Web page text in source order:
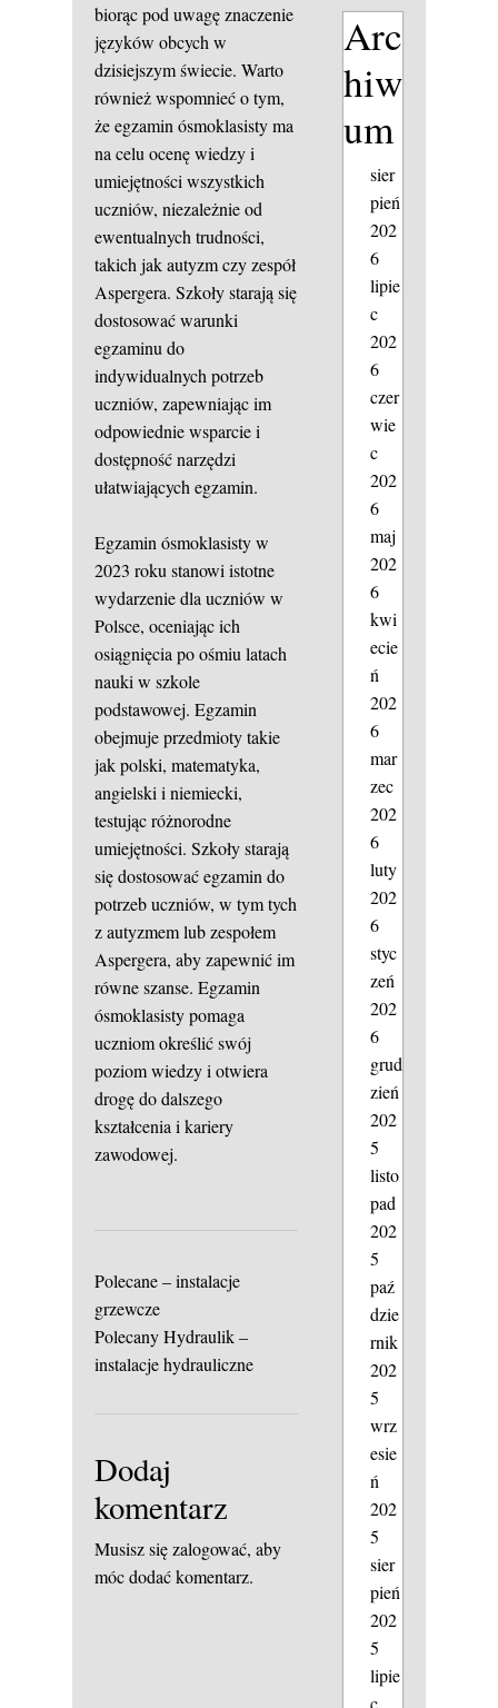
biorąc pod uwagę znaczenie
języków obcych w
dzisiejszym świecie. Warto
również wspomnieć o tym,
że egzamin ósmoklasisty ma
na celu ocenę wiedzy i
umiejętności wszystkich
uczniów, niezależnie od
ewentualnych trudności,
takich jak autyzm czy zespół
Aspergera. Szkoły starają się
dostosować warunki
egzaminu do
indywidualnych potrzeb
uczniów, zapewniając im
odpowiednie wsparcie i
dostępność narzędzi
ułatwiających egzamin.
Egzamin ósmoklasisty w
2023 roku stanowi istotne
wydarzenie dla uczniów w
Polsce, oceniając ich
osiągnięcia po ośmiu latach
nauki w szkole
podstawowej. Egzamin
obejmuje przedmioty takie
jak polski, matematyka,
angielski i niemiecki,
testując różnorodne
umiejętności. Szkoły starają
się dostosować egzamin do
potrzeb uczniów, w tym tych
z autyzmem lub zespołem
Aspergera, aby zapewnić im
równe szanse. Egzamin
ósmoklasisty pomaga
uczniom określić swój
poziom wiedzy i otwiera
drogę do dalszego
kształcenia i kariery
zawodowej.
Polecane – instalacje
grzewcze
Polecany Hydraulik –
instalacje hydrauliczne
Dodaj
komentarz
Musisz sięzalogować, aby
móc dodać komentarz.
Arc
hiw
um
sier
pień
202
6
lipie
c
202
6
czer
wie
c
202
6
maj
202
6
kwi
ecie
ń
202
6
mar
zec
202
6
luty
202
6
styc
zeń
202
6
grud
zień
202
5
listo
pad
202
5
paź
dzie
rnik
202
5
wrz
esie
ń
202
5
sier
pień
202
5
lipie
c